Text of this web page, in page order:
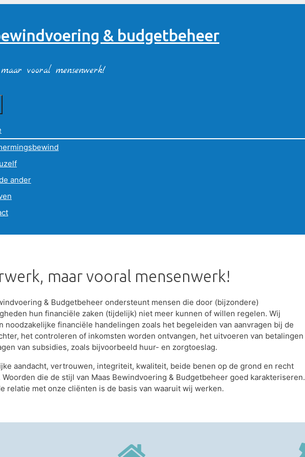
& budgetbeheer
vooral mensenwerk!
ander
maar vooral mensenwerk!
& Budgetbeheer ondersteunt mensen die door (bijzondere)
hun financiële zaken (tijdelijk) niet meer kunnen of willen regelen. Wij
noodzakelijke financiële handelingen zoals het begeleiden van aanvragen bij de
het controleren of inkomsten worden ontvangen, het uitvoeren van betalingen
van subsidies, zoals bijvoorbeeld huur- en zorgtoeslag.
aandacht, vertrouwen, integriteit, kwaliteit, beide benen op de grond en recht
Woorden die de stijl van Maas Bewindvoering & Budgetbeheer goed karakteriseren.
relatie met onze cliënten is de basis van waaruit wij werken.